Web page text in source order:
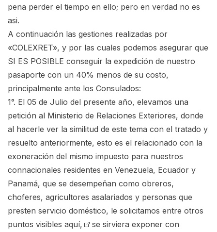
pena perder el tiempo en ello; pero en verdad no es
asi.
A continuación las gestiones realizadas por
«COLEXRET», y por las cuales podemos asegurar que
SI ES POSIBLE conseguir la expedición de nuestro
pasaporte con un 40% menos de su costo,
principalmente ante los Consulados:
1°. El 05 de Julio del presente año, elevamos una
petición al Ministerio de Relaciones Exteriores, donde
al hacerle ver la similitud de este tema con el tratado y
resuelto anteriormente, esto es el relacionado con la
exoneración del mismo impuesto para nuestros
connacionales residentes en Venezuela, Ecuador y
Panamá, que se desempeñan como obreros,
choferes, agricultores asalariados y personas que
presten servicio doméstico, le solicitamos entre otros
puntos visibles aquí,
se sirviera exponer con